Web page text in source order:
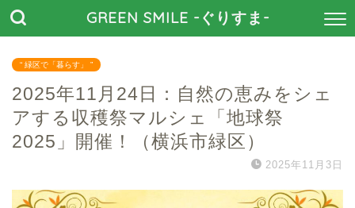
GREEN SMILE -ぐりすま-
“ 緑区で「暮らす」 ”
2025年11月24日：自然の恵みをシェ
アする収穫祭マルシェ「地球祭
2025」開催！（横浜市緑区）
2025年11月3日